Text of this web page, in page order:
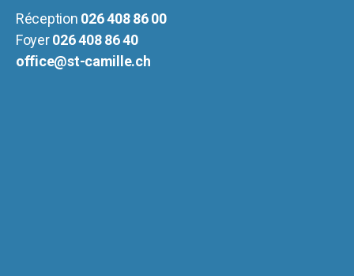
Réception 026 408 86 00
Foyer026 408 86 40
office@st-camille.ch